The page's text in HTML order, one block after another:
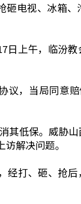
砸电视、冰箱
日上午，临汾
议，当局同意
其低保。威胁
解决问题。
经打、砸、抢